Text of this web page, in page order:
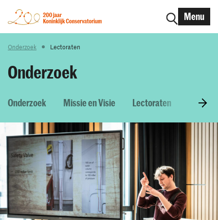
Menu
Onderzoek Lectoraten
Onderzoek
Onderzoek Missie en Visie Lectoraten